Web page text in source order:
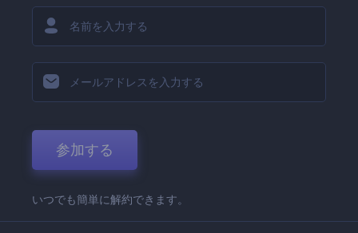
参加する
いつでも簡単に解約できます。